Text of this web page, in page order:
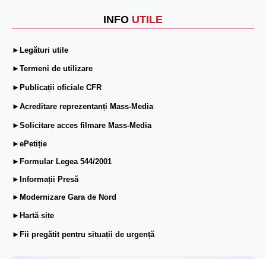
INFO UTILE
►Legături utile
►Termeni de utilizare
►Publicații oficiale CFR
►Acreditare reprezentanți Mass-Media
►Solicitare acces filmare Mass-Media
►ePetiție
►Formular Legea 544/2001
►Informații Presă
►Modernizare Gara de Nord
►Hartă site
►Fii pregătit pentru situații de urgență